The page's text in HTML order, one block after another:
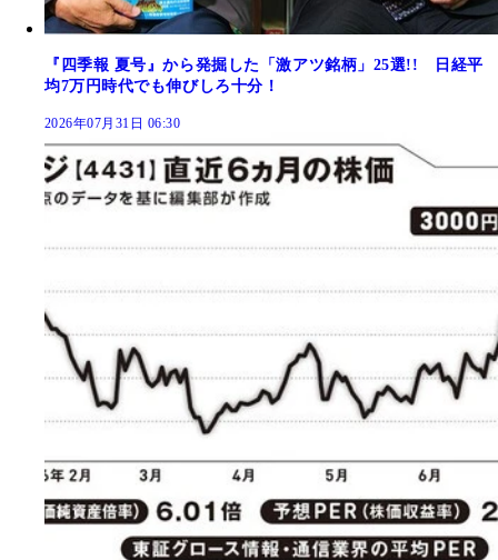
『四季報 夏号』から発掘した「激アツ銘柄」25選!! 日経平
均7万円時代でも伸びしろ十分！
2026年07月31日 06:30